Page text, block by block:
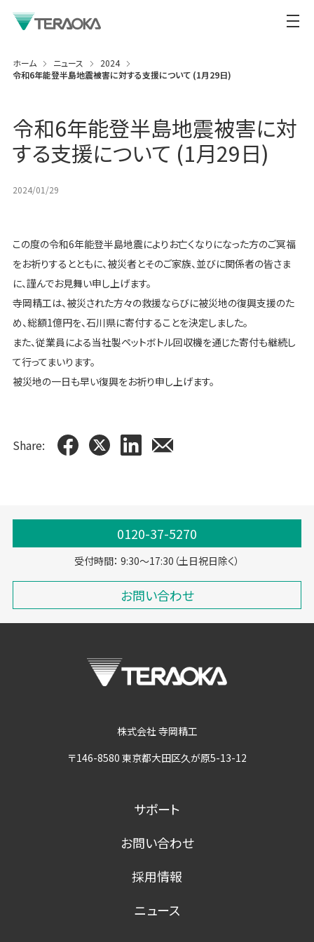
ホーム ニュース
2024
令和6年能登半島地震被害に対する支援について (1月29日)
令和6年能登半島地震被害に対
する支援について (1月29日)
2024/01/29
この度の令和6年能登半島地震によりお亡くなりになった方のご冥福
をお祈りするとともに、被災者とそのご家族、並びに関係者の皆さま
に、謹んでお見舞い申し上げます。
寺岡精工は、被災された方々の救援ならびに被災地の復興支援のた
め、総額1億円を、石川県に寄付することを決定しました。
また、従業員による当社製ペットボトル回収機を通じた寄付も継続し
て行ってまいります。
被災地の一日も早い復興をお祈り申し上げます。
Share:
0120-37-5270
受付時間： 9:30～17:30（土日祝日除く）
お問い合わせ
株式会社 寺岡精工
〒146-8580 東京都大田区久が原5-13-12
サポート
お問い合わせ
採用情報
ニュース